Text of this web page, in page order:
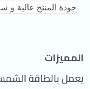
جودة المنتج عالية
المميزات
يعمل بالطاقة